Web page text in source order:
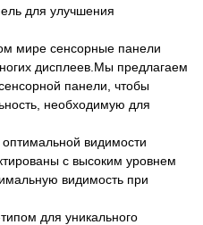
для улучшения
мире сенсорные панели
дисплеев.Мы предлагаем
панели, чтобы
необходимую для
видимости
с высоким уровнем
видимость при
для уникального